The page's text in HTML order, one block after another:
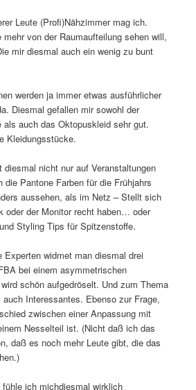
Leute (Profi)Nähzimmer mag ich.
von der Raumaufteilung sehen will,
mir diesmal auch ein wenig zu bunt
werden ja immer etwas ausführlicher
Diesmal gefallen mir sowohl der
als auch das Oktopuskleid sehr gut.
Kleidungsstücke.
diesmal nicht nur auf Veranstaltungen
die Pantone Farben für die Frühjahrs
aussehen, als im Netz – Stellt sich
oder der Monitor recht haben… oder
Styling Tips für Spitzenstoffe.
Experten widmet man diesmal drei
bei einem asymmetrischen
schön aufgedröselt. Und zum Thema
auch Interessantes. Ebenso zur Frage,
zwischen einer Anpassung mit
Nesselteil ist. (Nicht daß ich das
daß es noch mehr Leute gibt, die das
ich michdiesmal wirklich